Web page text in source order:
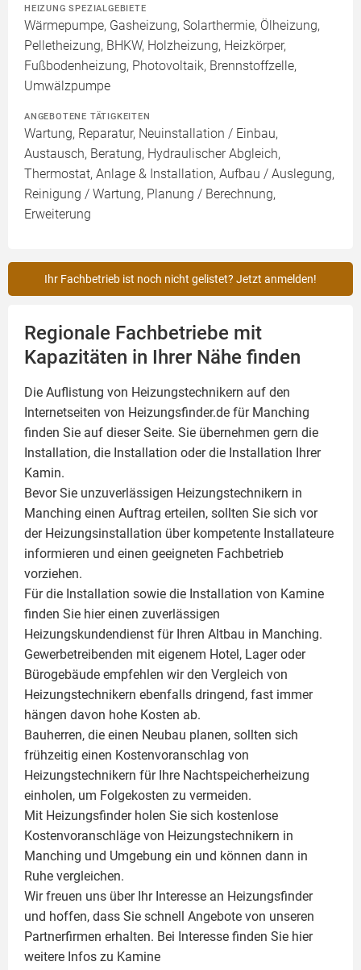
HEIZUNG SPEZIALGEBIETE
Wärmepumpe, Gasheizung, Solarthermie, Ölheizung,
Pelletheizung, BHKW, Holzheizung, Heizkörper,
Fußbodenheizung, Photovoltaik, Brennstoffzelle,
Umwälzpumpe
ANGEBOTENE TÄTIGKEITEN
Wartung, Reparatur, Neuinstallation / Einbau,
Austausch, Beratung, Hydraulischer Abgleich,
Thermostat, Anlage & Installation, Aufbau / Auslegung,
Reinigung / Wartung, Planung / Berechnung,
Erweiterung
Ihr Fachbetrieb ist noch nicht gelistet? Jetzt anmelden!
Regionale Fachbetriebe mit
Kapazitäten in Ihrer Nähe finden
Die Auflistung von Heizungstechnikern auf den
Internetseiten von Heizungsfinder.de für Manching
finden Sie auf dieser Seite. Sie übernehmen gern die
Installation, die Installation oder die Installation Ihrer
Kamin.
Bevor Sie unzuverlässigen Heizungstechnikern in
Manching einen Auftrag erteilen, sollten Sie sich vor
der Heizungsinstallation über kompetente Installateure
informieren und einen geeigneten Fachbetrieb
vorziehen.
Für die Installation sowie die Installation von Kamine
finden Sie hier einen zuverlässigen
Heizungskundendienst für Ihren Altbau in Manching.
Gewerbetreibenden mit eigenem Hotel, Lager oder
Bürogebäude empfehlen wir den Vergleich von
Heizungstechnikern ebenfalls dringend, fast immer
hängen davon hohe Kosten ab.
Bauherren, die einen Neubau planen, sollten sich
frühzeitig einen Kostenvoranschlag von
Heizungstechnikern für Ihre Nachtspeicherheizung
einholen, um Folgekosten zu vermeiden.
Mit Heizungsfinder holen Sie sich kostenlose
Kostenvoranschläge von Heizungstechnikern in
Manching und Umgebung ein und können dann in
Ruhe vergleichen.
Wir freuen uns über Ihr Interesse an Heizungsfinder
und hoffen, dass Sie schnell Angebote von unseren
Partnerfirmen erhalten. Bei Interesse finden Sie hier
weitere Infos zu Kamine